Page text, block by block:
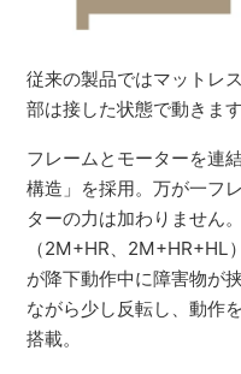
従来の製品ではマットレ
部は接した状態で動きます
フレームとモーターを連
構造」を採用。万が一フ
ターの力は加わりません
（2M+HR、2M+HR+HL
が降下動作中に障害物が
ながら少し反転し、動作
搭載。